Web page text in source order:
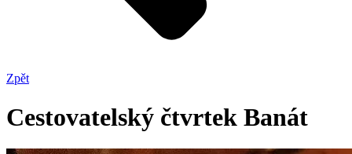
Zpět
Cestovatelský čtvrtek Banát